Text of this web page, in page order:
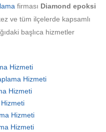
firması Diamond epoksi
ve tüm ilçelerde kapsamlı
başlıca hizmetler
Hizmeti
Hizmeti
Hizmeti
Hizmeti
Hizmeti